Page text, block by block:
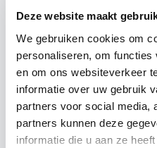
Deze website maakt
We gebruiken cookies om
personaliseren, om
en om ons websiteverkeer
informatie over uw gebruik
partners voor social media,
partners kunnen deze
informatie die u aan ze
50 € 19,16
100 € 17,96
€ 16,76
500 € 14,37